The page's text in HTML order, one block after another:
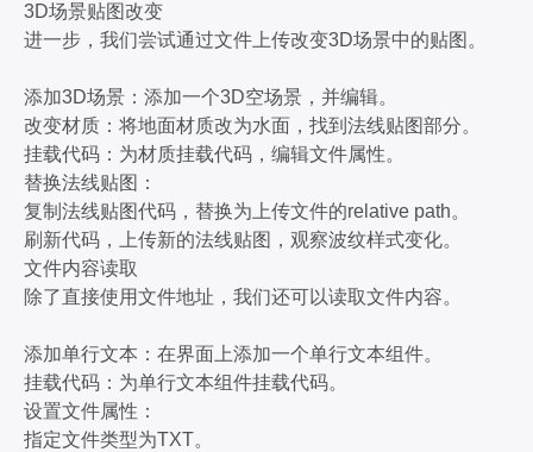
3D场景贴图改变
进一步，我们尝试通过文件上传改变3D场景中的贴图。
添加3D场景：添加一个3D空场景，并编辑。
改变材质：将地面材质改为水面，找到法线贴图部分。
挂载代码：为材质挂载代码，编辑文件属性。
替换法线贴图：
复制法线贴图代码，替换为上传文件的relative path。
刷新代码，上传新的法线贴图，观察波纹样式变化。
文件内容读取
除了直接使用文件地址，我们还可以读取文件内容。
添加单行文本：在界面上添加一个单行文本组件。
挂载代码：为单行文本组件挂载代码。
设置文件属性：
指定文件类型为TXT。